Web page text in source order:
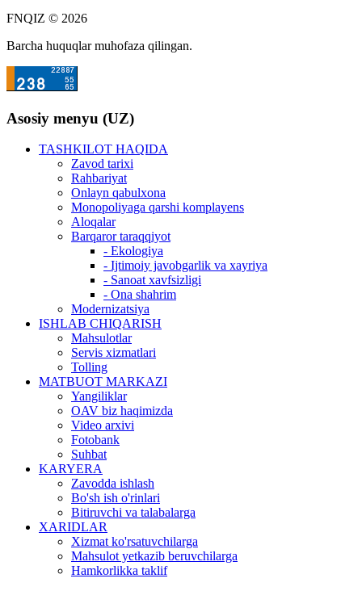
FNQIZ © 2026
Barcha huquqlar muhofaza qilingan.
Asosiy menyu (UZ)
TASHKILOT HAQIDA
Zavod tarixi
Rahbariyat
Onlayn qabulxona
Monopoliyaga qarshi komplayens
Aloqalar
Barqaror taraqqiyot
- Ekologiya
- Ijtimoiy javobgarlik va xayriya
- Sanoat xavfsizligi
- Ona shahrim
Modernizatsiya
ISHLAB CHIQARISH
Mahsulotlar
Servis xizmatlari
Tolling
MATBUOT MARKAZI
Yangiliklar
OAV biz haqimizda
Video arxivi
Fotobank
Suhbat
KARYERA
Zavodda ishlash
Bo'sh ish o'rinlari
Bitiruvchi va talabalarga
XARIDLAR
Xizmat ko'rsatuvchilarga
Mahsulot yetkazib beruvchilarga
Hamkorlikka taklif